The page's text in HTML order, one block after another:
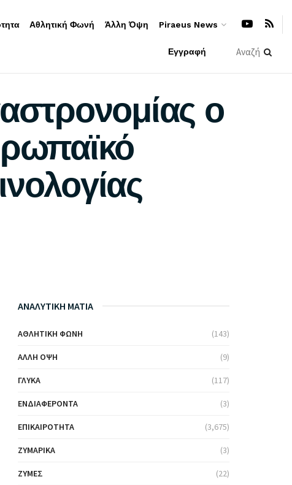
Αθλητική Φωνή Άλλη Όψη Piraeus News
Εγγραφή
ο
ΑΝΑΛΥΤΙΚΗ ΜΑΤΙΑ
ΑΘΛΗΤΙΚΉ ΦΩΝΉ (143)
ΆΛΛΗ ΌΨΗ (9)
ΓΛΥΚΆ (117)
ΕΝΔΙΑΦΈΡΟΝΤΑ (3)
ΕΠΙΚΑΙΡΌΤΗΤΑ (3,675)
ΖΥΜΑΡΙΚΆ (3)
ΖΎΜΕΣ (22)